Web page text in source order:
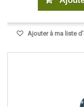
Ajouter à ma liste